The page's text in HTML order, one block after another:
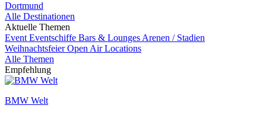
Dortmund
Alle Destinationen
Aktuelle Themen
Event Eventschiffe Bars & Lounges Arenen / Stadien
WeihnachtsfeierOpen Air Locations
Alle Themen
Empfehlung
BMW Welt